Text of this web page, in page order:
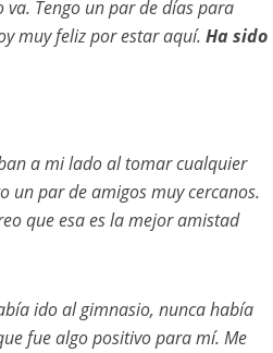
Tengo un par de días para
muy feliz por estar aquí. Ha sido
a mi lado al tomar cualquier
un par de amigos muy cercanos.
que esa es la mejor amistad
ido al gimnasio, nunca había
fue algo positivo para mí. Me